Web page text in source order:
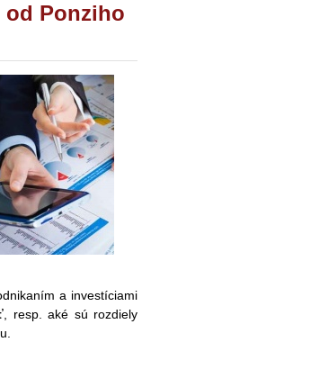
Ponziho
a investíciami
, resp. aké sú rozdiely